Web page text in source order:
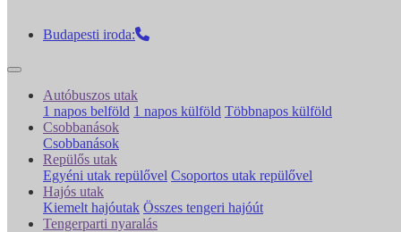
Budapesti iroda:
Autóbuszos utak
1 napos belföld 1 napos külföld Többnapos külföld
Csobbanások
Csobbanások
Repülős utak
Egyéni utak repülővel Csoportos utak repülővel
Hajós utak
Kiemelt hajóutak Összes tengeri hajóút
Tengerparti nyaralás